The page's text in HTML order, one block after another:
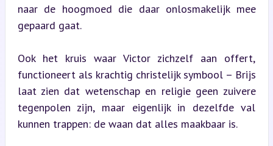
naar de hoogmoed die daar onlosmakelijk mee
gepaard gaat.
Ook het kruis waar Victor zichzelf aan offert,
functioneert als krachtig christelijk symbool – Brijs
laat zien dat wetenschap en religie geen zuivere
tegenpolen zijn, maar eigenlijk in dezelfde val
kunnen trappen: de waan dat alles maakbaar is.